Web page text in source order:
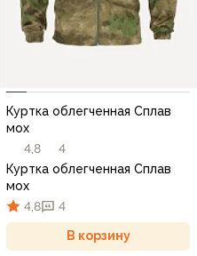
Куртка облегченная Сплав
мох
4,8
4
Куртка облегченная Сплав
мох
4,8
4
В корзину